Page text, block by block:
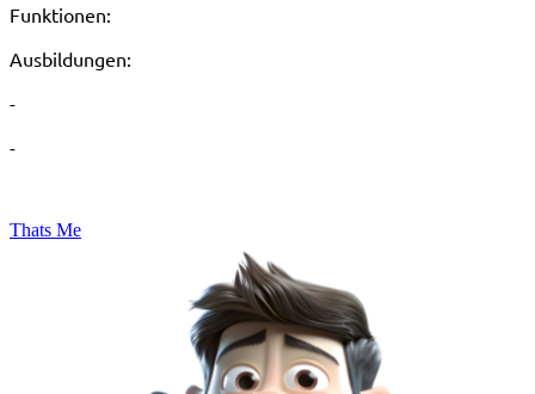
Funktionen:
Ausbildungen:
-
-
Thats Me